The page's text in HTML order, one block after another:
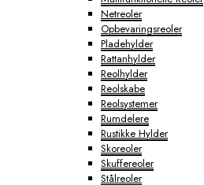
Netreoler
Opbevaringsreoler
Pladehylder
Rattanhylder
Reolhylder
Reolskabe
Reolsystemer
Rumdelere
Rustikke Hylder
Skoreoler
Skuffereoler
Stålreoler